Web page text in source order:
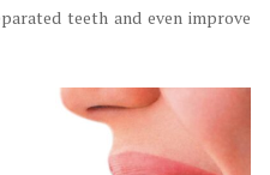
teeth and even improve